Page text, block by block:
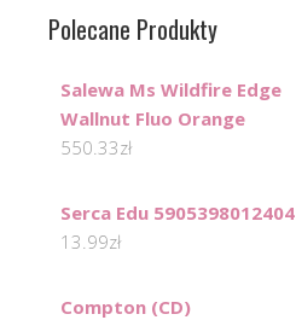
Polecane Produkty
Salewa Ms Wildfire Edge
Wallnut Fluo Orange
550.33zł
Serca Edu 5905398012404
13.99zł
Compton (CD)